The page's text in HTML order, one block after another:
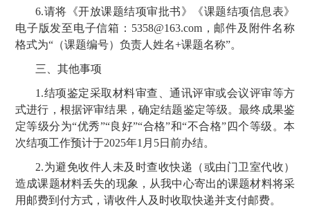
6.请将《开放课题结项审批书》《课题结项信息表》
电子版发至电子信箱：5358@163.com，邮件及附件名称
格式为“（课题编号）负责人姓名+课题名称”。
三、其他事项
1.结项鉴定采取材料审查、通讯评审或会议评审等方
式进行，根据评审结果，确定结题鉴定等级。最终成果鉴
定等级分为“优秀”“良好”“合格”和“不合格”四个等级。本
次结项工作预计于2025年1月5日前办结。
2.为避免收件人未及时查收快递（或由门卫室代收）
造成课题材料丢失的现象，从我中心寄出的课题材料将采
用邮费到付方式，请收件人及时收取快递并支付邮费。